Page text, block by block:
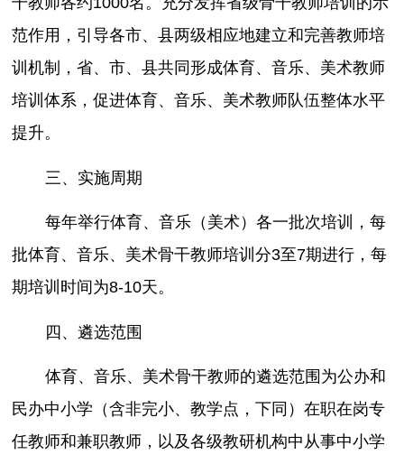
范作用，引导各市、县两级相应地建立和完善教师培
训机制，省、市、县共同形成体育、音乐、美术教师
培训体系，促进体育、音乐、美术教师队伍整体水平
提升。
三、实施周期
每年举行体育、音乐（美术）各一批次培训，每
批体育、音乐、美术骨干教师培训分3至7期进行，每
期培训时间为8-10天。
四、遴选范围
体育、音乐、美术骨干教师的遴选范围为公办和
民办中小学（含非完小、教学点，下同）在职在岗专
任教师和兼职教师，以及各级教研机构中从事中小学